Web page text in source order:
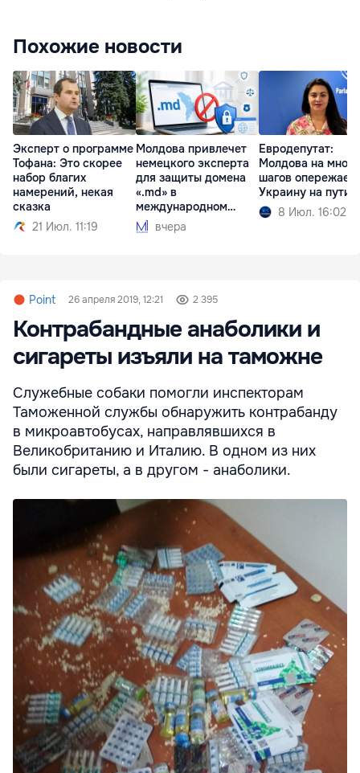
Похожие новости
Эксперт о программе
Тофана: Это скорее
набор благих
намерений, некая
сказка
21 Июл. 11:19
Молдова привлечет
немецкого эксперта
для защиты домена
«.md» в
международном
споревчера
Евродепутат:
Молдова на много
шагов опережает
Украину на пути
8 Июл. 16:02
Point 26 апреля 2019, 12:21 2 395
Контрабандные анаболики и
сигареты изъяли на таможне
Служебные собаки помогли инспекторам
Таможенной службы обнаружить контрабанду
в микроавтобусах, направлявшихся в
Великобританию и Италию. В одном из них
были сигареты, а в другом - анаболики.